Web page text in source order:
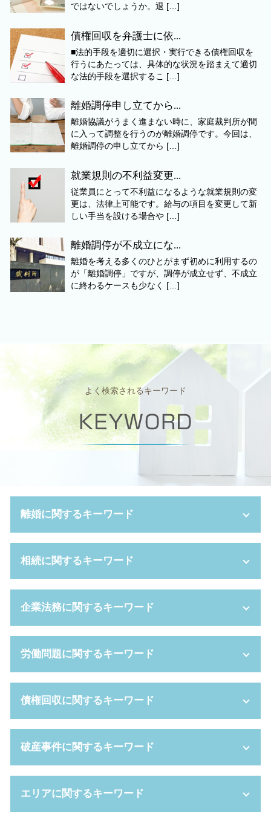
ではないでしょうか。退 […]
債権回収を弁護士に依...
■法的手段を適切に選択・実行できる債権回収を
行うにあたっては、具体的な状況を踏まえて適切
な法的手段を選択するこ […]
離婚調停申し立てから...
離婚協議がうまく進まない時に、家庭裁判所が間
に入って調整を行うのが離婚調停です。今回は、
離婚調停の申し立てから […]
就業規則の不利益変更...
従業員にとって不利益になるような就業規則の変
更は、法律上可能です。給与の項目を変更して新
しい手当を設ける場合や […]
離婚調停が不成立にな...
離婚を考える多くのひとがまず初めに利用するの
が「離婚調停」ですが、調停が成立せず、不成立
に終わるケースも少なく […]
よく検索されるキーワード
離婚に関するキーワード
離婚 種類
dv 離婚 慰謝料
スピード 離婚
親権 放棄
家裁 調停
離婚 弁護士 費用
不倫 親権
親権 母親 負ける
養育費 平均
財産分与 割合
養育費 決め方
dv 夫 離婚
相続に関するキーワード
成年後見人 裁判所
相続人 兄弟のみ
成年 後見人 申立人
相続人 調査
任意後見 費用
任意後見人 手続き
成年後見 弁護士
相続財産 とは
成年後見制度 手続き
遺産分割協議書 作成
企業法務に関するキーワード
新設 分割
コンプライアンス 種類
企業 コンプライアンス
訴訟 手続き
代理人 弁護士
問題社員 追い込む
企業 法務
パワー ハラスメント
労働問題に関するキーワード
労働 紛争
時間外労働 残業 違い
解雇 手当
労働審判 費用
労働基準法 労働時間
長時間 労働問題
債権回収に関するキーワード
強制執行 手続き
少額訴訟 デメリット
民事再生 デメリット
支払督促 流れ
破産事件に関するキーワード
自己破産 携帯 契約
エリアに関するキーワード